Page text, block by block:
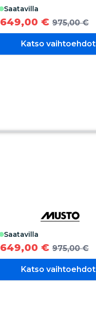
saatavilla
649,00 € 975,00 €
Katso vaihtoehdot
saatavilla
649,00 € 975,00 €
Katso vaihtoehdot